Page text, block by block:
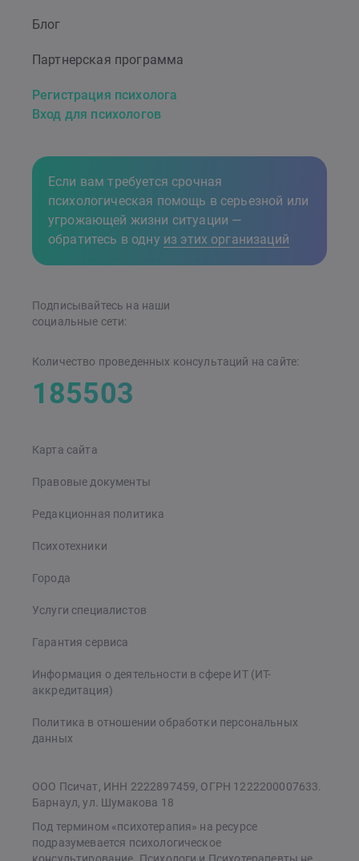
Блог
Партнерская программа
Регистрация психолога
Вход для психологов
Если вам требуется срочная
психологическая помощь в серьезной или
угрожающей жизни ситуации —
обратитесь в одну из этих организаций
Карта сайта
Правовые документы
Редакционная политика
Психотехники
Города
Услуги специалистов
Гарантия сервиса
Информация о деятельности в сфере ИТ (ИТ-
аккредитация)
Политика в отношении обработки персональных
данных
Подписывайтесь на наши
cоциальные сети:
Количество проведенных консультаций на сайте:
185503
ООО Псичат, ИНН 2222897459, ОГРН 1222200007633.
Барнаул, ул. Шумакова 18
Под термином «психотерапия» на ресурсе
подразумевается психологическое
консультирование. Психологи и Психотерапевты не